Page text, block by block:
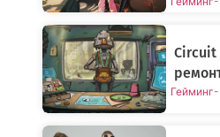
Circuit
Гейминг